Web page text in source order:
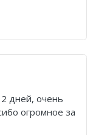
дней, очень
огромное за